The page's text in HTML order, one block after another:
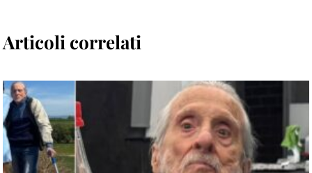
Articoli correlati